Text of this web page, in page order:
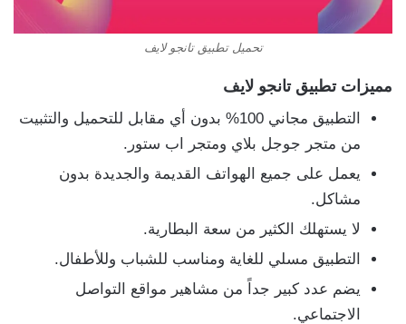
تحميل تطبيق تانجو لايف
مميزات تطبيق تانجو لايف
التطبيق مجاني 100% بدون أي مقابل للتحميل والتثبيت
من متجر جوجل بلاي ومتجر اب ستور.
يعمل على جميع الهواتف القديمة والجديدة بدون
مشاكل.
لا يستهلك الكثير من سعة البطارية.
التطبيق مسلي للغاية ومناسب للشباب وللأطفال.
يضم عدد كبير جداً من مشاهير مواقع التواصل
الاجتماعي.